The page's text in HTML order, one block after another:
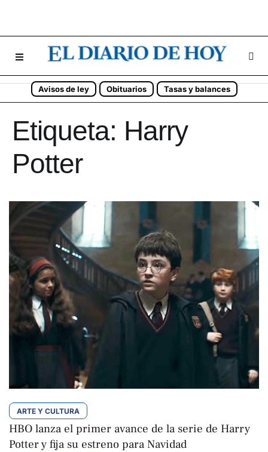
Avisos de ley Obituarios Tasas y balances
Etiqueta: Harry
Potter
ARTE Y CULTURA
HBO lanza el primer avance de la serie de Harry
Potter y fija su estreno para Navidad